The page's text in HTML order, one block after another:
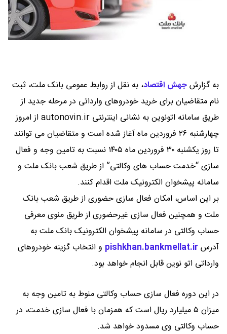
به گزارشجهش اقتصاد، به نقل از روابط عمومی بانک ملت، ثبت
نام متقاضیان برای خرید خودروهای وارداتی در مرحله جدید از
طریق سامانه اتونوین به نشانی اینترنتی autonovin.ir از امروز
چهارشنبه ۲۶ فروردین ماه آغاز شده است و متقاضیان می توانند
تا روز یکشنبه ۳۰ فروردین ماه ۱۴۰۵ نسبت به تامین وجه و فعال
سازی “خدمت حساب های وکالتی” از طریق شعب بانک ملت و
سامانه پیشخوان الکترونیک ملت اقدام کنند.
بر این اساس، امکان فعال سازی حضوری از طریق شعب بانک
ملت و همچنین فعال سازی غیرحضوری از طریق منوی معرفی
حساب وکالتی در سامانه پیشخوان الکترونیک بانک ملت به
آدرس pishkhan.bankmellat.ir و انتخاب گزینه خودروهای
وارداتی اتو نوین قابل انجام خواهد بود.
در این دوره فعال سازی حساب وکالتی منوط به تامین وجه به
میزان ۵ میلیارد ریال است که همزمان با فعال سازی خدمت، در
حساب وکالتی وی مسدود خواهد شد.